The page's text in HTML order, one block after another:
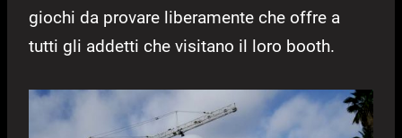
giochi da provare liberamente che offre a
tutti gli addetti che visitano il loro booth.